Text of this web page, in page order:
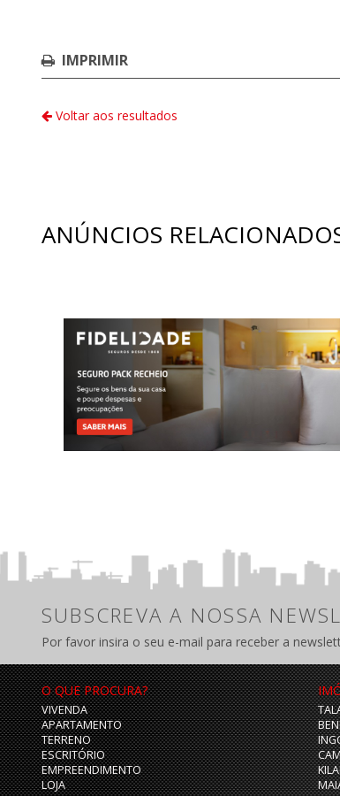
IMPRIMIR
Voltar aos resultados
ANÚNCIOS
SUBSCREVA A NOSSA
Por favor insira o seu e-mail para receber a
O QUE PROCURA?
VIVENDA
APARTAMENTO
TERRENO
ESCRITÓRIO
EMPREENDIMENTO
LOJA